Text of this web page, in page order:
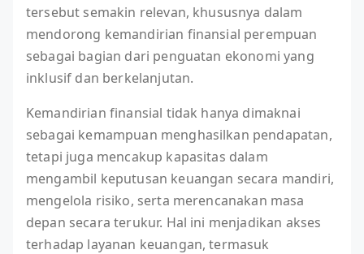
tersebut semakin relevan, khususnya dalam
mendorong kemandirian finansial perempuan
sebagai bagian dari penguatan ekonomi yang
inklusif dan berkelanjutan.
Kemandirian finansial tidak hanya dimaknai
sebagai kemampuan menghasilkan pendapatan,
tetapi juga mencakup kapasitas dalam
mengambil keputusan keuangan secara mandiri,
mengelola risiko, serta merencanakan masa
depan secara terukur. Hal ini menjadikan akses
terhadap layanan keuangan, termasuk